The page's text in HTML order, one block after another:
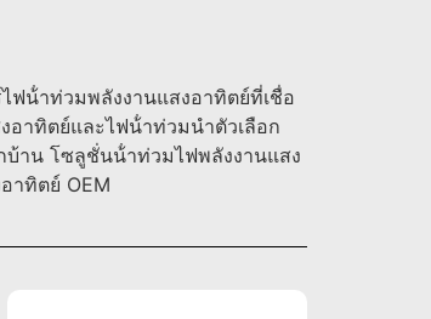
ฟน้ําท่วมพลังงานแสงอาทิตย์ที่เชื่อ
อาทิตย์และไฟน้ําท่วมนําตัวเลือก
บ้าน โซลูชั่นน้ําท่วมไฟพลังงานแสง
าทิตย์ OEM